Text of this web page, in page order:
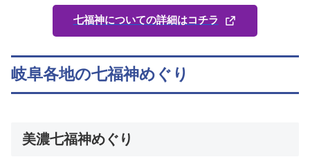
七福神についての詳細はコチラ
岐阜各地の七福神めぐり
美濃七福神めぐり